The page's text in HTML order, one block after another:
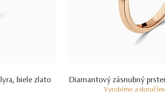
biele zlato Diamantový zásnubný
Vyrobíme a